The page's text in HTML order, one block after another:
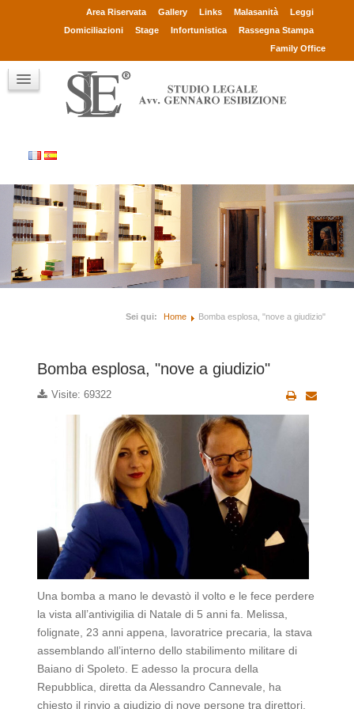
Area Riservata Gallery Links Malasanità
Leggi
Domiciliazioni
Stage Infortunistica
Rassegna Stampa
Family Office
Avv. Gennaro Esibizione
Collaboratori
Clienti
Chi sono
Contatti
Sei qui: Home Bomba esplosa, "nove a giudizio"
Bomba esplosa, "nove a giudizio"
Visite: 69322
Una bomba a mano le devastò il volto e le fece perdere
la vista all’antivigilia di Natale di 5 anni fa. Melissa,
folignate, 23 anni appena, lavoratrice precaria, la stava
assemblando all’interno dello stabilimento militare di
Baiano di Spoleto. E adesso la procura della
Repubblica, diretta da Alessandro Cannevale, ha
chiesto il rinvio a giudizio di nove persone tra direttori,